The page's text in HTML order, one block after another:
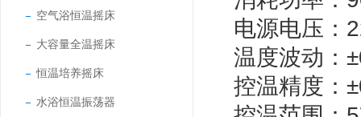
空气浴恒温摇床
大容量全温摇床
恒温培养摇床
水浴恒温振荡器
电源电压：
温度波动：
控温精度：